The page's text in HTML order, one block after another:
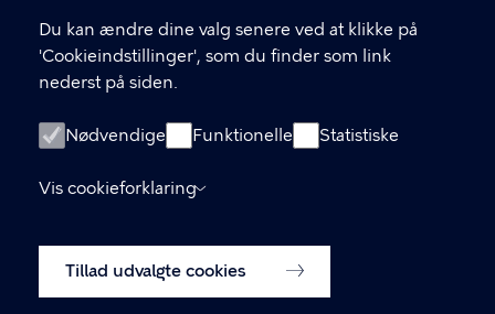
Du kan ændre dine valg senere ved at klikke på
'Cookieindstillinger', som du finder som link
nederst på siden.
Nødvendige Funktionelle Statistiske
Vis cookieforklaring
Tillad udvalgte cookies
LINKS
Facebook
Instagram
Cookiepolitik